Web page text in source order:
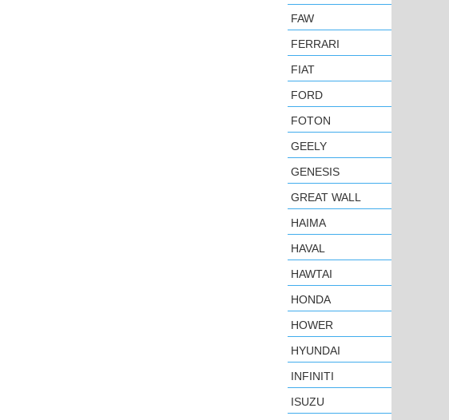
FAW
FERRARI
FIAT
FORD
FOTON
GEELY
GENESIS
GREAT WALL
HAIMA
HAVAL
HAWTAI
HONDA
HOWER
HYUNDAI
INFINITI
ISUZU